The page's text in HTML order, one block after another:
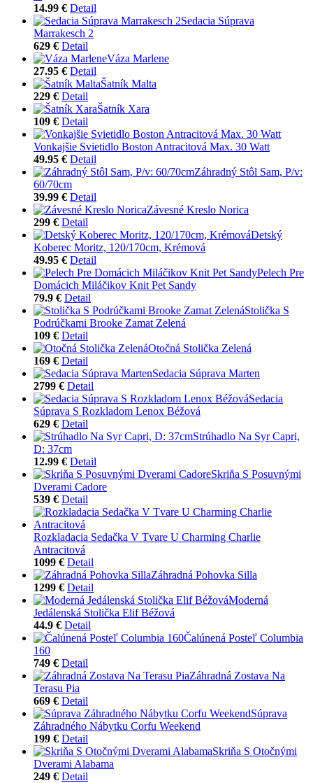
14.99 € Detail
Sedacia Súprava
Marrakesch 2
629 € Detail
Váza Marlene
27.95 € Detail
Šatník Malta
229 € Detail
Šatník Xara
109 € Detail
Vonkajšie Svietidlo Boston Antracitová Max. 30 Watt
49.95 € Detail
Záhradný Stôl Sam, P/v:
60/70cm
39.99 € Detail
Závesné Kreslo Norica
299 € Detail
Detský
Koberec Moritz, 120/170cm, Krémová
49.95 € Detail
Pelech Pre
Domácich Miláčikov Knit Pet Sandy
79.9 € Detail
Stolička S
Podrúčkami Brooke Zamat Zelená
109 € Detail
Otočná Stolička Zelená
169 € Detail
Sedacia Súprava Marten
2799 € Detail
Sedacia
Súprava S Rozkladom Lenox Béžová
629 € Detail
Strúhadlo Na Syr Capri,
D: 37cm
12.99 € Detail
Skriňa S Posuvnými
Dverami Cadore
539 € Detail
Rozkladacia Sedačka V Tvare U Charming Charlie
Antracitová
1099 € Detail
Záhradná Pohovka Silla
1299 € Detail
Moderná
Jedálenská Stolička Elif Béžová
44.9 € Detail
Čalúnená Posteľ Columbia
160
749 € Detail
Záhradná Zostava Na
Terasu Pia
669 € Detail
Súprava
Záhradného Nábytku Corfu Weekend
199 € Detail
Skriňa S Otočnými
Dverami Alabama
249 € Detail